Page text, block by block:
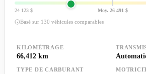
24 123 $ Moy. 26 491 $
Basé sur 130 véhicules comparables
KILOMÉTRAGE
66,412 km
TYPE DE CARBURANT